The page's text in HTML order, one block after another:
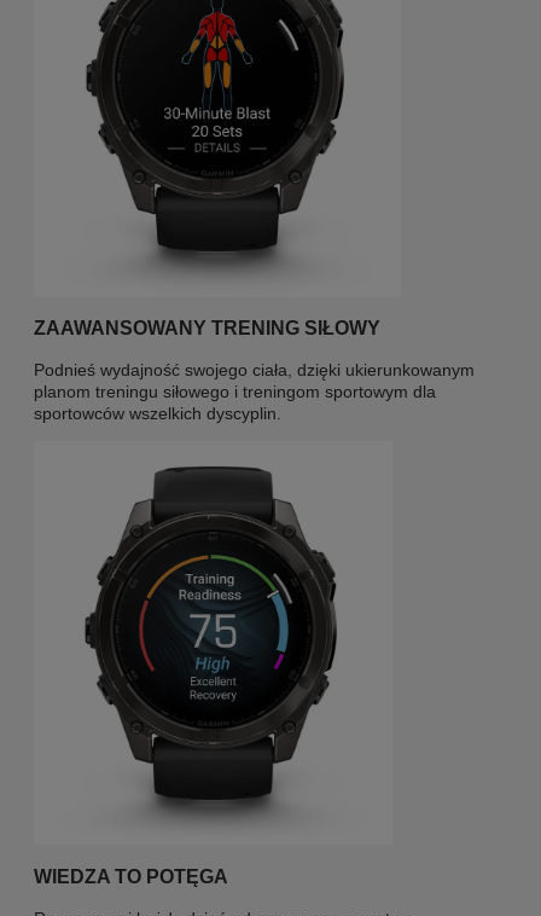
ZAAWANSOWANY TRENING SIŁOWY
Podnieś wydajność swojego ciała, dzięki ukierunkowanym
planom treningu siłowego i treningom sportowym dla
sportowców wszelkich dyscyplin.
WIEDZA TO POTĘGA